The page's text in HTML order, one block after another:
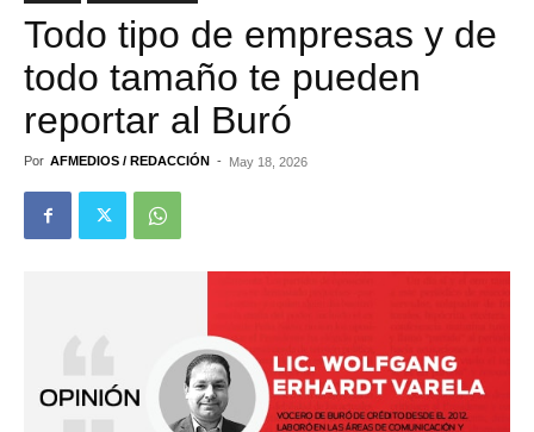
Todo tipo de empresas y de
todo tamaño te pueden
reportar al Buró
Por AFMEDIOS / REDACCIÓN - May 18, 2026